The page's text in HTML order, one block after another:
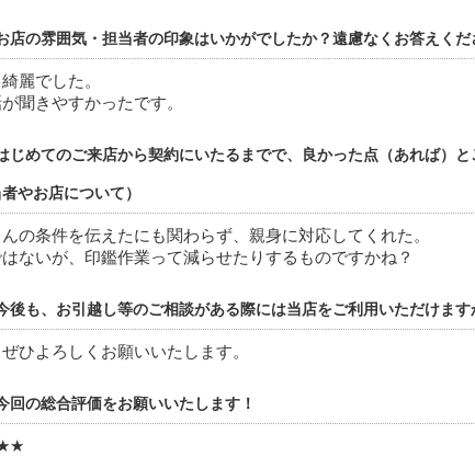
店の雰囲気・担当者の印象はいかがでしたか？遠慮なくお答えくだ
麗でした。
聞きやすかったです。
じめてのご来店から契約にいたるまでで、良かった点（あれば）と
者やお店について）
の条件を伝えたにも関わらず、親身に対応してくれた。
ないが、印鑑作業って減らせたりするものですかね？
後も、お引越し等のご相談がある際には当店をご利用いただけます
ひよろしくお願いいたします。
回の総合評価をお願いいたします！